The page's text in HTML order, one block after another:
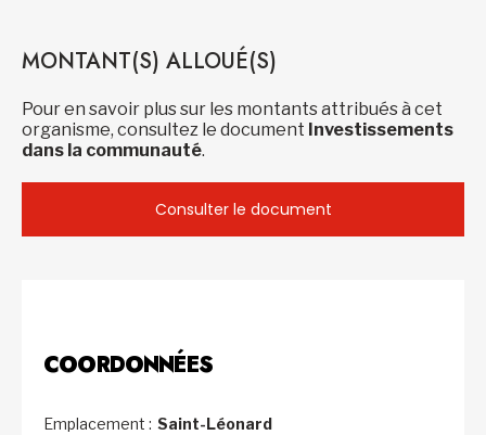
MONTANT(S) ALLOUÉ(S)
Pour en savoir plus sur les montants attribués à cet
organisme, consultez le document Investissements
dans la communauté.
Consulter le document
COORDONNÉES
Emplacement : Saint-Léonard